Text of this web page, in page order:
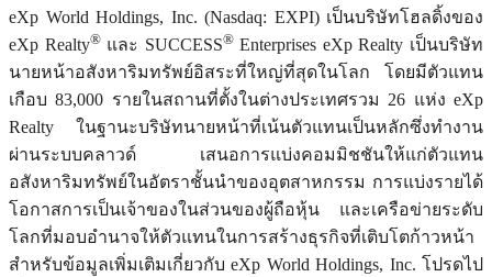
eXp World Holdings, Inc. (Nasdaq: EXPI) เป็นบริษัทโฮลดิ้งของ
eXp Realty®และ SUCCESS®Enterprises eXp Realty เป็นบริษัท
นายหน้าอสังหาริมทรัพย์อิสระที่ใหญ่ที่สุดในโลก โดยมีตัวแทน
เกือบ 83,000 รายในสถานที่ตั้งในต่างประเทศรวม 26 แห่ง eXp
Realty ในฐานะบริษัทนายหน้าที่เน้นตัวแทนเป็นหลักซึ่งทำงาน
ผ่านระบบคลาวด์ เสนอการแบ่งคอมมิชชันให้แก่ตัวแทน
อสังหาริมทรัพย์ในอัตราชั้นนำของอุตสาหกรรม การแบ่งรายได้
โอกาสการเป็นเจ้าของในส่วนของผู้ถือหุ้น และเครือข่ายระดับ
โลกที่มอบอำนาจให้ตัวแทนในการสร้างธุรกิจที่เติบโตก้าวหน้า
สำหรับข้อมูลเพิ่มเติมเกี่ยวกับ eXp World Holdings, Inc. โปรดไป